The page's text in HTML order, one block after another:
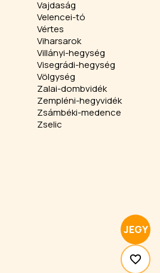
Vajdaság
Velencei-tó
Vértes
Viharsarok
Villányi-hegység
Visegrádi-hegység
Völgység
Zalai-dombvidék
Zempléni-hegyvidék
Zsámbéki-medence
Zselic
JEGY